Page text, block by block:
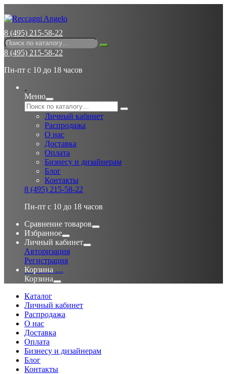
8 (495) 215-58-22
8 (495) 215-58-22
Пн-пт с 10 до 18 часов
Меню
Личный кабинет
Распродажа
О нас
Доставка
Оплата
Бизнесу и дизайнерам
Блог
Контакты
8 (495) 215-58-22
Пн-пт с 10 до 18 часов
Сравнение товаров
Избранное
Личный кабинет
Авторизация
Регистрация
Корзина …
Корзина
Каталог
Личный кабинет
Распродажа
О нас
Доставка
Оплата
Бизнесу и дизайнерам
Блог
Контакты